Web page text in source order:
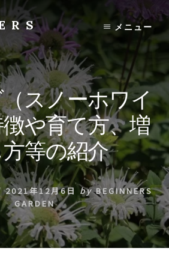
メニュー
スノーホワイ
や育て方、増
等の紹介
2021年12月6日 by BEGINNERS
GARDEN